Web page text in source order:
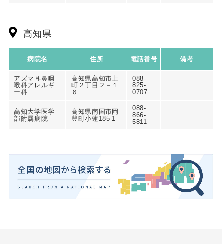
高知県
病院名 住所 電話番号 備考
アズマ耳鼻咽
喉科アレルギ
ー科
高知県高知市上
町２丁目２－１
６
088-
825-
0707
高知大学医学
部附属病院
高知県南国市岡
豊町小蓮185-1
088-
866-
5811